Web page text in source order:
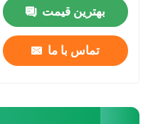
بهترین قیمت
تماس با ما